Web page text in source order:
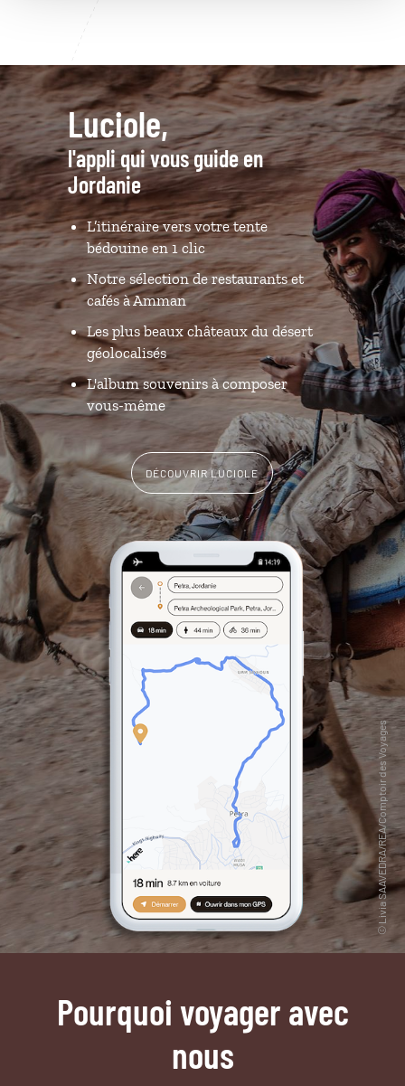
Luciole,
l'appli qui vous guide en
Jordanie
L’itinéraire vers votre tente
bédouine en 1 clic
Notre sélection de restaurants et
cafés à Amman
Les plus beaux châteaux du désert
géolocalisés
L'album souvenirs à composer
vous-même
DÉCOUVRIR LUCIOLE
Pourquoi voyager avec
nous